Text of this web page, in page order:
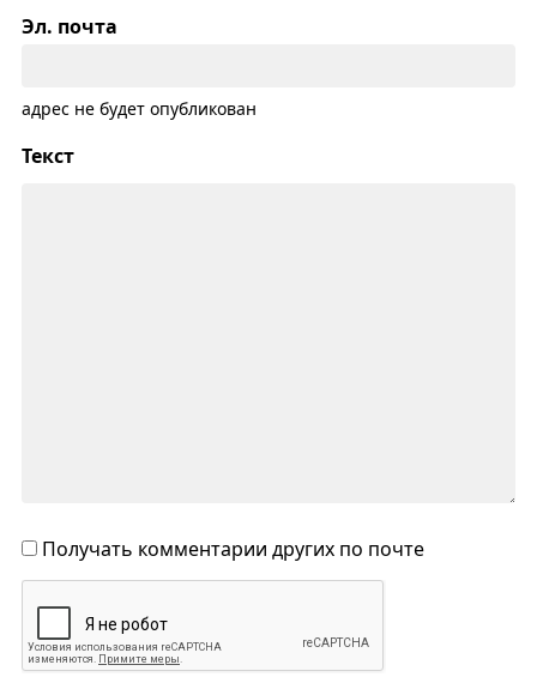
Эл. почта
адрес не будет опубликован
Текст
Получать комментарии других по почте